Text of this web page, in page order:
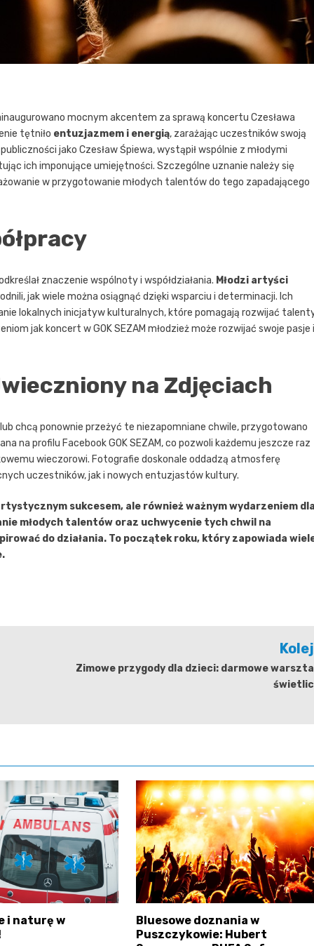
mocnym akcentem za sprawą koncertu Czesława
tętniło entuzjazmem i energią, zarażając uczestników swoją
jako Czesław Śpiewa, wystąpił wspólnie z młodymi
ich imponujące umiejętności. Szczególne uznanie należy się
w przygotowanie młodych talentów do tego zapadającego
znaczenie wspólnoty i współdziałania. Młodzi artyści
jak wiele można osiągnąć dzięki wsparciu i determinacji. Ich
lokalnych inicjatyw kulturalnych, które pomagają rozwijać
jak koncert w GOK SEZAM młodzież może rozwijać swoje pasje i
na Zdjęciach
chcą ponownie przeżyć te niezapomniane chwile, przygotowano
na profilu Facebook GOK SEZAM, co pozwoli każdemu jeszcze raz
wieczorowi. Fotografie doskonale oddadzą atmosferę
uczestników, jak i nowych entuzjastów kultury.
sukcesem, ale również ważnym wydarzeniem dla
młodych talentów oraz uchwycenie tych chwil na
do działania. To początek roku, który zapowiada
Zimowe przygody dla dzieci: darmowe
i naturę w
Bluesowe doznania w
Puszczykowie: Hubert